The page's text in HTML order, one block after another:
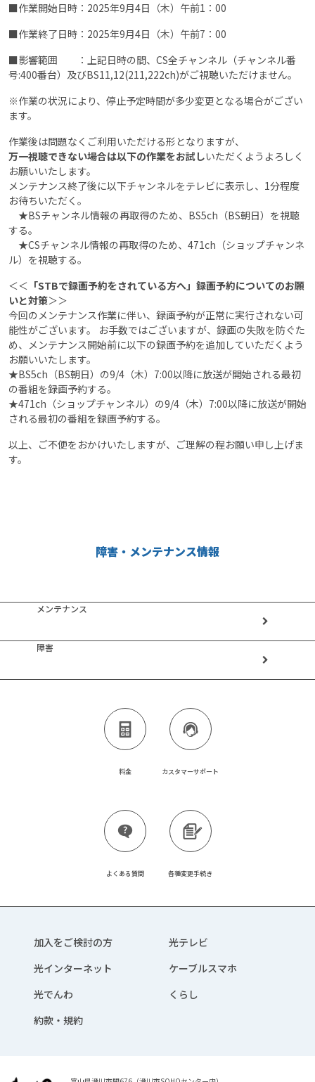
■作業開始日時：2025年9月4日（木）午前1：00
■作業終了日時：2025年9月4日（木）午前7：00
■影響範囲 ：上記日時の間、CS全チャンネル（チャンネル番
号:400番台）及びBS11,12(211,222ch)がご視聴いただけません。
※作業の状況により、停⽌予定時間が多少変更となる場合がござい
ます。
作業後は問題なくご利用いただける形となりますが、
万一視聴できない場合は以下の作業をお試しいただくようよろしく
お願いいたします。
メンテナンス終了後に以下チャンネルをテレビに表示し、1分程度
お待ちいただく。
★BSチャンネル情報の再取得のため、BS5ch（BS朝日）を視聴
する。
★CSチャンネル情報の再取得のため、471ch（ショップチャンネ
ル）を視聴する。
＜＜ 「STBで録画予約をされている方へ」録画予約についてのお願
いと対策＞＞
今回のメンテナンス作業に伴い、録画予約が正常に実行されない可
能性がございます。 お手数ではございますが、録画の失敗を防ぐた
め、メンテナンス開始前に以下の録画予約を追加していただくよう
お願いいたします。
★BS5ch（BS朝日）の9/4（木）7:00以降に放送が開始される最初
の番組を録画予約する。
★471ch（ショップチャンネル）の9/4（木）7:00以降に放送が開始
される最初の番組を録画予約する。
以上、ご不便をおかけいたしますが、ご理解の程お願い申し上げま
す。
障害・メンテナンス情報
メンテナンス
障害
料金 カスタマーサポート
よくある質問 各種変更手続き
加入をご検討の方
光テレビ
光インターネット
ケーブルスマホ
光でんわ
くらし
約款・規約